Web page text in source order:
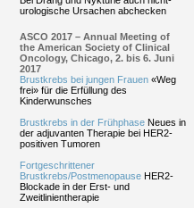
urologische Ursachen abchecken
ASCO 2017 – Annual Meeting of
the American Society of Clinical
Oncology, Chicago, 2. bis 6. Juni
2017
Brustkrebs bei jungen Frauen «Weg
frei» für die Erfüllung des
Kinderwunsches
Brustkrebs in der Frühphase Neues in
der adjuvanten Therapie bei HER2-
positiven Tumoren
Fortgeschrittener
Brustkrebs/Postmenopause HER2-
Blockade in der Erst- und
Zweitlinientherapie